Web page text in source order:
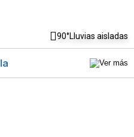
90°Lluvias aisladas